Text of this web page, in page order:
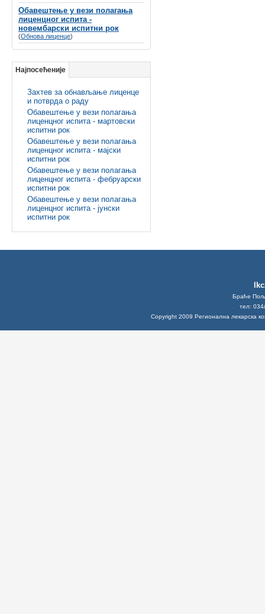
Обавештење у вези полагања
лиценцног испита -
новембарски испитни рок
(Обнова лиценце)
Најпосећеније
Захтев за обнављање лиценце
и потврда о раду
Обавештење у вези полагања
лиценцног испита - мартовски
испитни рок
Обавештење у вези полагања
лиценцног испита - мајски
испитни рок
Обавештење у вези полагања
лиценцног испита - фебруарски
испитни рок
Обавештење у вези полагања
лиценцног испита - јунски
испитни рок
Браће
тел:
Copyright 2009 Регионална лекарска